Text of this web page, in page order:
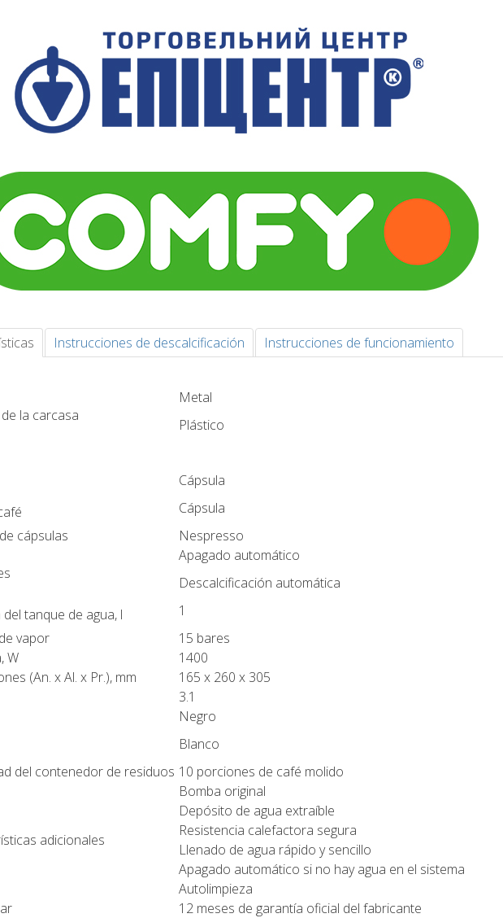
Instrucciones de descalcificación Instrucciones de funcionamiento
la carcasa
Metal
Plástico
Cápsula
Cápsula
cápsulas
Nespresso
Apagado automático
Descalcificación automática
tanque de agua, l
1
vapor
15 bares
W
1400
(An. x Al. x Pr.), mm
165 x 260 x 305
3.1
Negro
Blanco
del contenedor de residuos 10 porciones de café molido
adicionales
Bomba original
Depósito de agua extraíble
Resistencia calefactora segura
Llenado de agua rápido y sencillo
Apagado automático si no hay agua en el sistema
Autolimpieza
12 meses de garantía oficial del fabricante